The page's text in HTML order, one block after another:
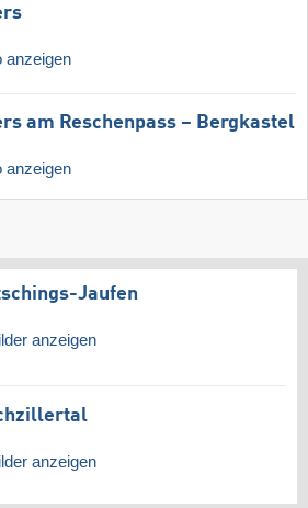
anzeigen
am Reschenpass – Bergkastel
anzeigen
Jaufen
anzeigen
anzeigen